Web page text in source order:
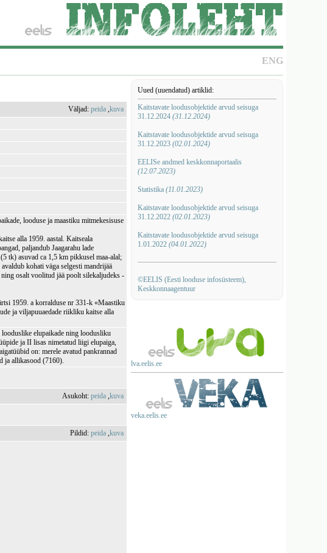
ENG
Uued (uuendatud) artiklid:
Kaitstavate loodusobjektide arvud seisuga
31.12.2024 (31.12.2024)
Kaitstavate loodusobjektide arvud seisuga
31.12.2023 (02.01.2024)
EELISe andmed keskkonnaportaalis
(12.07.2023)
Statistika (11.01.2023)
Kaitstavate loodusobjektide arvud seisuga
31.12.2022 (02.01.2023)
Kaitstavate loodusobjektide arvud seisuga
1.01.2022 (04.01.2022)
©EELIS (Eesti looduse infosüsteem),
Keskkonnaagentuur
lva.eelis.ee
veka.eelis.ee
Väljad:peida ,kuva
looduse ja maastiku mitmekesisuse
alla 1959. aastal. Kaitseala
paljandub Jaagarahu lade
tk) asuvad ca 1,5 km pikkusel maa-alal;
kohati väga selgesti mandrijää
osalt voolitud jää poolt silekaljudeks -
1959. a korralduse nr 331-k «Maastiku
ja viljapuuaedade riikliku kaitse alla
elupaikade ning loodusliku
ja II lisas nimetatud liigi elupaiga,
on: merele avatud pankrannad
ja allikasood (7160).
Asukoht:peida ,kuva
Pildid:peida ,kuva